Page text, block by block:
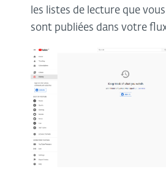
les listes de lecture que
sont publiées dans votre